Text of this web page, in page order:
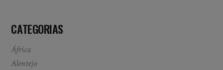
CATEGORIAS
África
Alentejo